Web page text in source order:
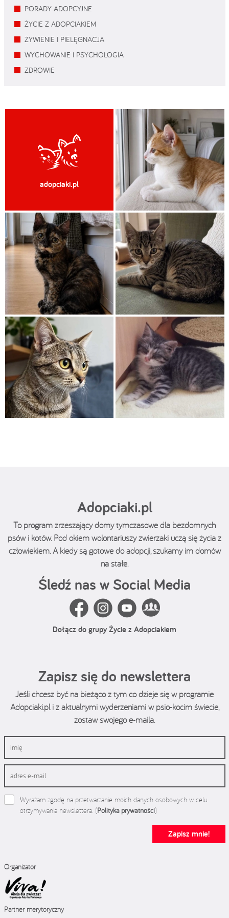
PORADY ADOPCYJNE
ŻYCIE Z ADOPCIAKIEM
ŻYWIENIE I PIELĘGNACJA
WYCHOWANIE I PSYCHOLOGIA
ZDROWIE
adopciaki.pl
Adopciaki.pl
To program zrzeszający domy tymczasowe dla bezdomnych
psów i kotów. Pod okiem wolontariuszy zwierzaki uczą się życia z
człowiekiem. A kiedy są gotowe do adopcji, szukamy im domów
na stałe.
Śledź nas w Social Media
Dołącz do grupy Życie z Adopciakiem
Zapisz się do newslettera
Jeśli chcesz być na bieżąco z tym co dzieje się w programie
Adopciaki.pl i z aktualnymi wyderzeniami w psio-kocim świecie,
zostaw swojego e-maila.
Wyrażam zgodę na przetwarzanie moich danych osobowych w celu
otrzymywania newslettera. (Polityka prywatności)
Zapisz mnie!
Organizator
Partner merytoryczny